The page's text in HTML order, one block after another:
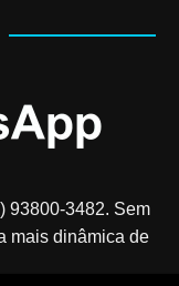
93800-3482‬. Sem
mais dinâmica de